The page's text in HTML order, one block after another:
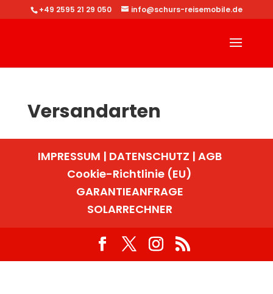
+49 2595 21 29 050 info@schurs-reisemobile.de
Versandarten
IMPRESSUM | DATENSCHUTZ | AGB
Cookie-Richtlinie (EU)
GARANTIEANFRAGE
SOLARRECHNER